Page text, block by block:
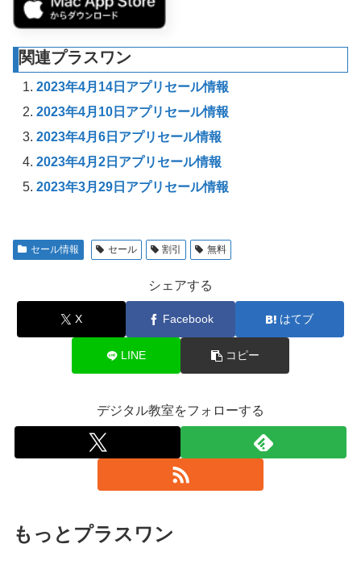
関連プラスワン
2023年4月14日アプリセール情報
2023年4月10日アプリセール情報
2023年4月6日アプリセール情報
2023年4月2日アプリセール情報
2023年3月29日アプリセール情報
セール情報 セール 割引 無料
シェアする
X Facebook はてブ
LINE コピー
デジタル教室をフォローする
もっとプラスワン